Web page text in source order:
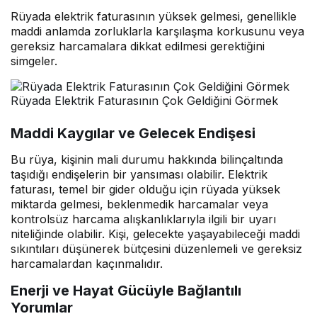
Rüyada elektrik faturasının yüksek gelmesi, genellikle
maddi anlamda zorluklarla karşılaşma korkusunu veya
gereksiz harcamalara dikkat edilmesi gerektiğini
simgeler.
Rüyada Elektrik Faturasının Çok Geldiğini Görmek
Maddi Kaygılar ve Gelecek Endişesi
Bu rüya, kişinin mali durumu hakkında bilinçaltında
taşıdığı endişelerin bir yansıması olabilir. Elektrik
faturası, temel bir gider olduğu için rüyada yüksek
miktarda gelmesi, beklenmedik harcamalar veya
kontrolsüz harcama alışkanlıklarıyla ilgili bir uyarı
niteliğinde olabilir. Kişi, gelecekte yaşayabileceği maddi
sıkıntıları düşünerek bütçesini düzenlemeli ve gereksiz
harcamalardan kaçınmalıdır.
Enerji ve Hayat Gücüyle Bağlantılı
Yorumlar